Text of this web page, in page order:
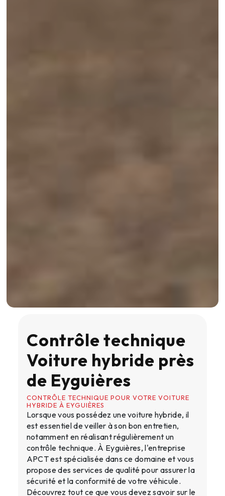
Contrôle technique
Voiture hybride près
de Eyguières
CONTRÔLE TECHNIQUE POUR VOTRE VOITURE
HYBRIDE À EYGUIÈRES
Lorsque vous possédez une voiture hybride, il
est essentiel de veiller à son bon entretien,
notamment en réalisant régulièrement un
contrôle technique. À Eyguières, l'entreprise
APCT est spécialisée dans ce domaine et vous
propose des services de qualité pour assurer la
sécurité et la conformité de votre véhicule.
Découvrez tout ce que vous devez savoir sur le